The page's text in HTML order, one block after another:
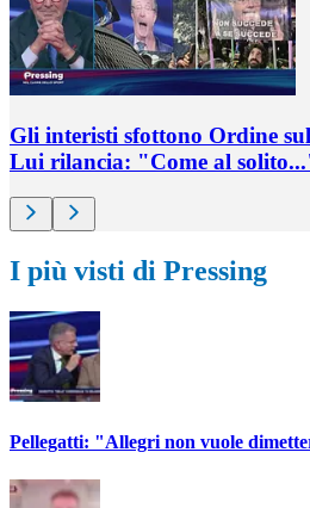
Gli interisti sfottono Ordine
Lui rilancia: "Come al
I più visti di Pressing
Pellegatti: "Allegri non vuole